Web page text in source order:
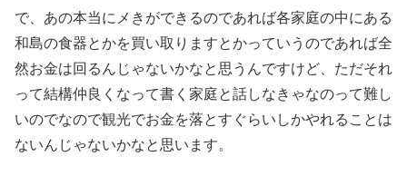
で、あの本当にメきができるのであれば各家庭の中にある
和島の食器とかを買い取りますとかっていうのであれば全
然お金は回るんじゃないかなと思うんですけど、ただそれ
って結構仲良くなって書く家庭と話しなきゃなのって難し
いのでなので観光でお金を落とすぐらいしかやれることは
ないんじゃないかなと思います。